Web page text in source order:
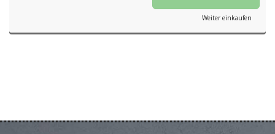
Weiter einkaufen